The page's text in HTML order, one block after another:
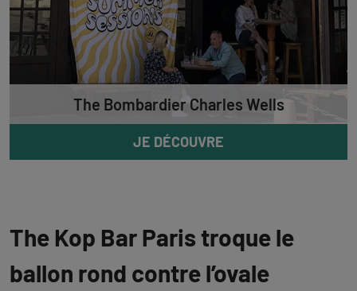
The Bombardier Charles Wells
JE DÉCOUVRE
The Kop Bar Paris troque le
ballon rond contre l’ovale